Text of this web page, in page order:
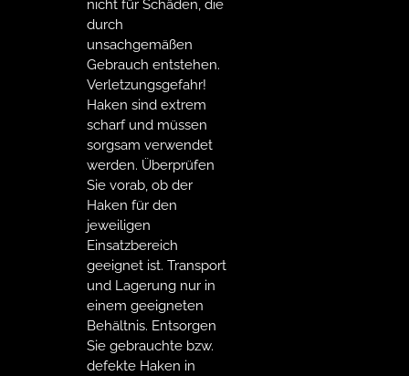
nicht für Schäden, die
durch
unsachgemäßen
Gebrauch entstehen.
Verletzungsgefahr!
Haken sind extrem
scharf und müssen
sorgsam verwendet
werden. Überprüfen
Sie vorab, ob der
Haken für den
jeweiligen
Einsatzbereich
geeignet ist. Transport
und Lagerung nur in
einem geeigneten
Behältnis. Entsorgen
Sie gebrauchte bzw.
defekte Haken in